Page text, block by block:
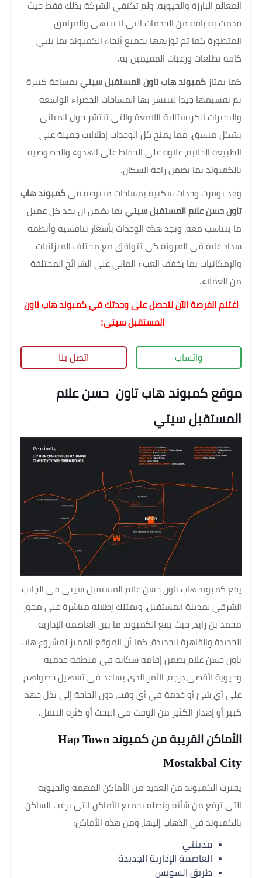
المعالم البارزة والحيوية، ولم تكتفي الشركة بذلك فقط حيث
قدمت به باقة من الخدمات التي لا تنتهي والمرافق
المتطورة كما تم توزيعها بجميع أنحاء الكمبوند بما يلبي
كافة تطلعات ورغبات المقيمين به.
كما يمتاز كمبوند هاب تاون المستقبل سيتي بمساحة كبيرة
تم تقسيمها جيدا لتنتشر بها المساحات الخضراء الواسعة
والبحيرات الكريستالية اللامعة والتي تنتشر حول المباني
بشكل منسق، مما يمنح كل الوحدات إطلالات جميلة على
الطبيعة الخلابة، علاوة على الحفاظ على الهدوء والخصوصية
بالكمبوند بما يضمن راحة السكان.
وقد توفرت وحدات سكنية بمساحات متنوعة في كمبوند هاب
تاون حسن علام المستقبل سيتي بما يضمن ان يجد كل عميل
ما يتناسب معه، ونجد هذه الوحدات بأسعار تنافسية وأنظمة
سداد غاية في المرونة كي تتوافق مع مختلف الميزانيات
والإمكانيات بما يخفف العبء المالي على الشرائح المختلفة
من العملاء.
اغتنم الفرصة الآن لتحصل على وحدتك في كمبوند هاب تاون
المستقبل سيتي!
واتساب اتصل بنا
موقع كمبوند هاب تاون حسن علام
المستقبل سيتي
يقع كمبوند هاب تاون حسن علام المستقبل سيتي في الجانب
الشرقي لمدينة المستقبل، ويمتلك إطلالة مباشرة على محور
محمد بن زايد، حيث يقع الكمبوند ما بين العاصمة الإدارية
الجديدة والقاهرة الجديدة، كما أن الموقع المميز لمشروع هاب
تاون حسن علام يضمن إقامة سكانه في منطقة خدمية
وحيوية لأقصى درجة، الأمر الذي يساعد في تسهيل حصولهم
على أي شئ أو خدمة في أي وقت، دون الحاجة إلى بذل جهد
كبير أو إهدار الكثير من الوقت في البحث أو كثرة التنقل.
الأماكن القريبة من كمبوند Hap Town
Mostakbal City
يقترب الكمبوند من العديد من الأماكن المهمة والحيوية
التي ترفع من شأنه وتصله بجميع الأماكن التي يرغب الساكن
بالكمبوند في الذهاب إليها، ومن هذه الأماكن:
مدينتي
العاصمة الإدارية الجديدة
طريق السويس